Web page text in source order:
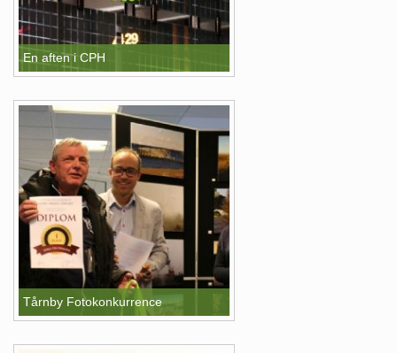
En aften i CPH
Tårnby Fotokonkurrence